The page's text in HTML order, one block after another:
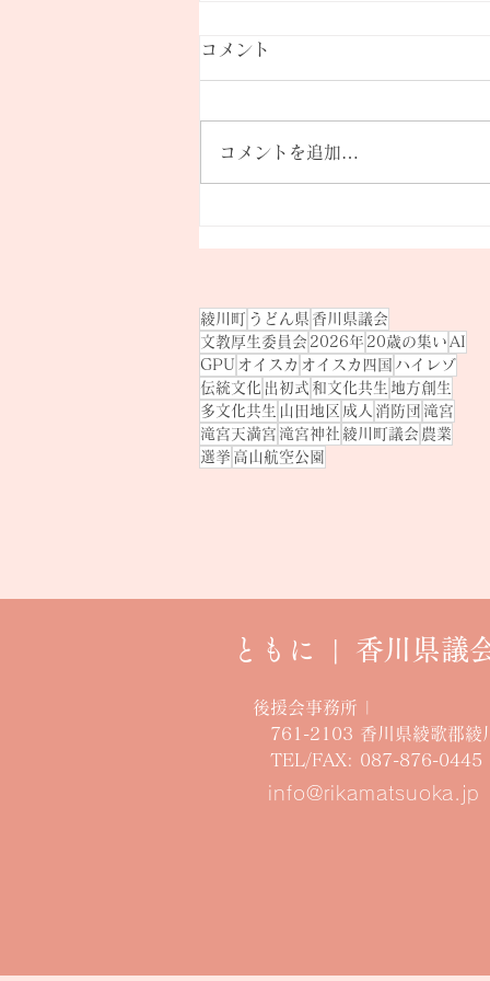
そかえ祭に参加
コメント
コメントを追加…
綾川町 うどん県 香川県議会
文教厚生委員会 2026年 20歳の集い AI
GPU オイスカ オイスカ四国 ハイレゾ
伝統文化 出初式 和文化共生 地方創生
多文化共生 山田地区 成人 消防団 滝宮
滝宮天満宮 滝宮神社 綾川町議会 農業
選挙 高山航空公園
ともに | 香川県議
後援会事務所 |
761-2103 香川県綾歌郡綾
​ TEL/FAX: 087-876-0445
info@rikamatsuoka.jp